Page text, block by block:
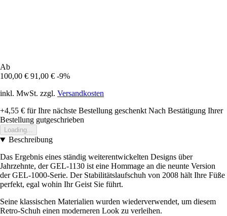
Ab
100,00 € 91,00 € -9%
inkl. MwSt. zzgl. Versandkosten
+4,55 € für Ihre nächste Bestellung geschenkt Nach Bestätigung Ihrer
Bestellung gutgeschrieben
Loading...
Beschreibung
Das Ergebnis eines ständig weiterentwickelten Designs über
Jahrzehnte, der GEL-1130 ist eine Hommage an die neunte Version
der GEL-1000-Serie. Der Stabilitätslaufschuh von 2008 hält Ihre Füße
perfekt, egal wohin Ihr Geist Sie führt.
Seine klassischen Materialien wurden wiederverwendet, um diesem
Retro-Schuh einen moderneren Look zu verleihen.